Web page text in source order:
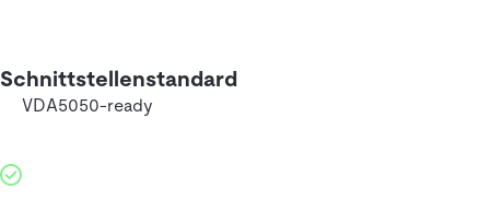
Schnittstellenstandard
VDA5050-ready